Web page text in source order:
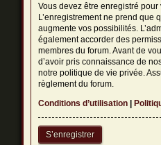
Vous devez être enregistré pour
L’enregistrement ne prend que
augmente vos possibilités.
également accorder des
membres du forum. Avant de
d’avoir pris connaissance de
notre politique de vie privée.
règlement du forum.
Conditions d’utilisation |
S’enregistrer